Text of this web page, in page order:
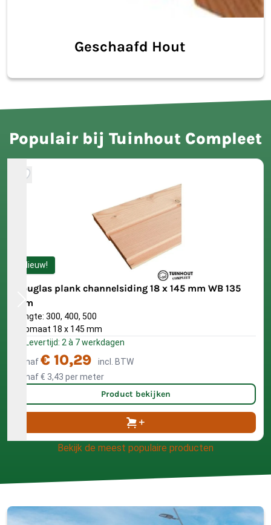
Geschaafd Hout
Populair bij Tuinhout Compleet
Nieuw!
Douglas plank channelsiding 18 x 145 mm WB 135
mm
Lengte: 300, 400, 500
Kopmaat 18 x 145 mm
Levertijd: 2 à 7 werkdagen
Vanaf€ 10,29
incl. BTW
Vanaf€ 3,43 per meter
Product bekijken
Bekijk de meest populaire producten